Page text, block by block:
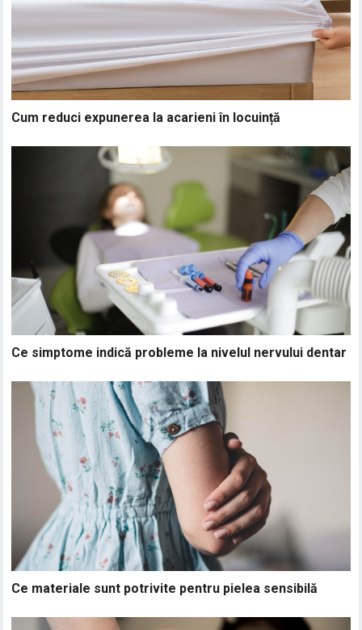
Cum reduci expunerea la acarieni în locuință
Ce simptome indică probleme la nivelul nervului dentar
Ce materiale sunt potrivite pentru pielea sensibilă